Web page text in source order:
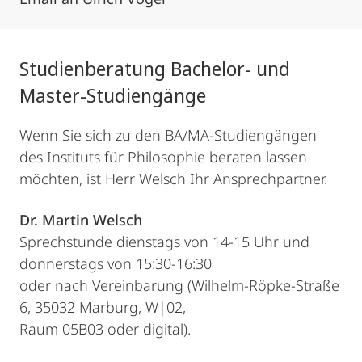
Studienberatung Bachelor- und
Master-Studiengänge
Wenn Sie sich zu den BA/MA-Studiengängen
des Instituts für Philosophie beraten lassen
möchten, ist Herr Welsch Ihr Ansprechpartner.
Dr. Martin Welsch
Sprechstunde dienstags von 14-15 Uhr und
donnerstags von 15:30-16:30
oder nach Vereinbarung (Wilhelm-Röpke-Straße
6, 35032 Marburg, W|02,
Raum 05B03 oder digital).